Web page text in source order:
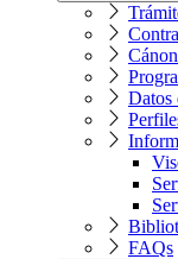
Datos
FAQs